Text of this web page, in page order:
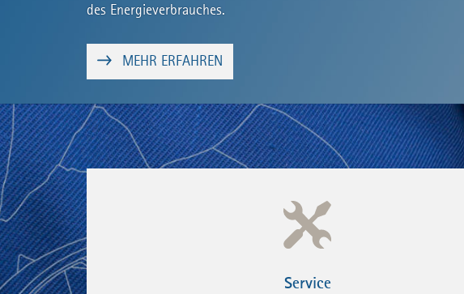
des Energieverbrauches.
MEHR ERFAHREN
Service